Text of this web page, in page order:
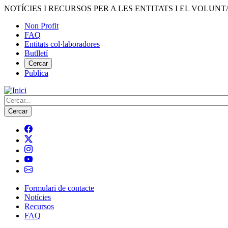
Vés
contingut
NOTÍCIES I RECURSOS PER A LES ENTITATS I EL
Menú
del
compte
d'usuari
Non Profit
FAQ
Entitats col·laboradores
Butlletí
Cercar
Publica
Cerca
Navegació
principal
Formulari de contacte
Notícies
Recursos
FAQ